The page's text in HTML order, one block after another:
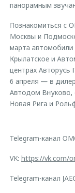
панорамным
Познакомиться с
Москвы и
марта автомобили
Крылатское и
центрах Авторусь
6 апреля — в
Автодом Внуково,
Новая Рига и
Telegram-канал
VK: https://vk.com/
Telegram-канал